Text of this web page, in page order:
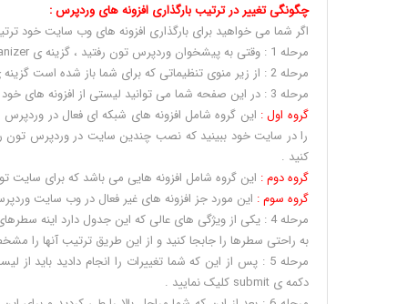
چگونگی تغییر در ترتیب بارگذاری افزونه های وردپرس :
اگر شما می خواهید برای بارگذاری افزونه های وب سایت خود
مرحله 1 : وقتی به پیشخوان وردپرس تون رفتید ، گزینه ی plugin organizer را انتخاب کنید .
مرحله 2 : از زیر منوی تنظیماتی که برای شما باز شده است گزینه ی group and order plugins را انتخاب کنید .
مرحله 3 : در این صفحه شما می توانید لیستی از افزونه های خود را ببنید که کلا این افزونه ها به سه گروه تقسیم می شوند :
گروه اول : این گروه شامل افزونه های شبکه ای فعال در
را در سایت خود ببینید که نصب چندین سایت در وردپرس تون را
کنید .
گروه دوم : این گروه شامل افزونه هایی می باشد که برای سایت
گروه سوم : این مورد جز افزونه های غیر فعال در وب سایت
به راحتی سطرها را جابجا کنید و از این طریق ترتیب آنها را
دکمه ی submit کلیک نمایید .